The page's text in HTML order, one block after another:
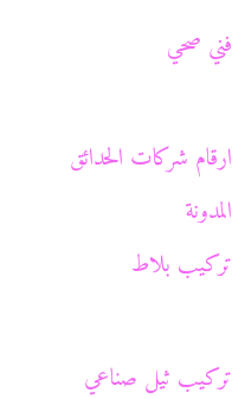
ح
ع
ن
فني صحي
ارقام شركات الحدائق
المدونة
تركيب بلاط
تركيب ثيل صناعي